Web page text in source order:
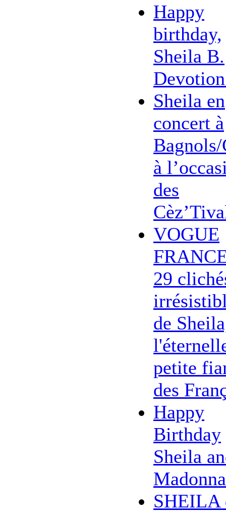
Happy
birthday,
Sheila B.
Sheila en
concert à
Bagnols/
à
des
VOGUE
29
de
petite
des
Happy
Birthday
Sheila
Madonna
SHEILA